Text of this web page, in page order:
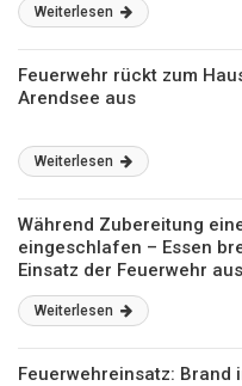
Weiterlesen
Feuerwehr rückt zum
Arendsee aus
Weiterlesen
Während Zubereitung
eingeschlafen – Essen
Einsatz der Feuerwehr aus
Weiterlesen
Feuerwehreinsatz: Brand